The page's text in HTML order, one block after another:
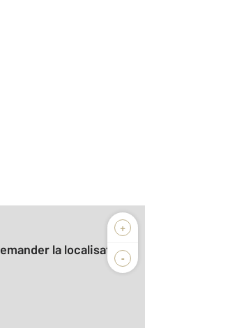
+
-
Demander la localisation